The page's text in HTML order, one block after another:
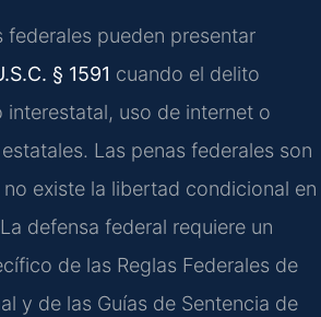
federales pueden presentar
§ 1591 cuando el delito
uso de internet o
Las penas federales son
existe la libertad condicional en
defensa federal requiere un
de las Reglas Federales de
y de las Guías de Sentencia de